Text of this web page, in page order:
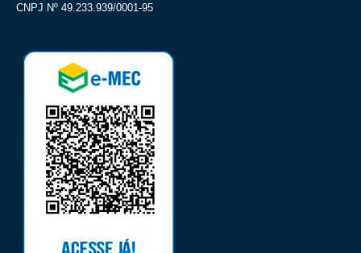
CNPJ Nº 49.233.939/0001-95